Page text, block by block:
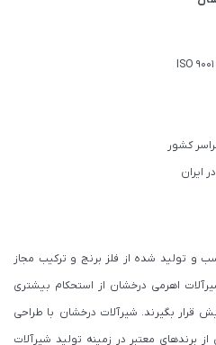
کشور
ایران
و تولید شده از فلز برنج و ترکیب مجاز
اهرمی درخشان از استحکام بیشتری
قرار بگیرند. شیرآلات درخشان با طراحی
از برندهای معتبر در زمینه تولید شیرآلات